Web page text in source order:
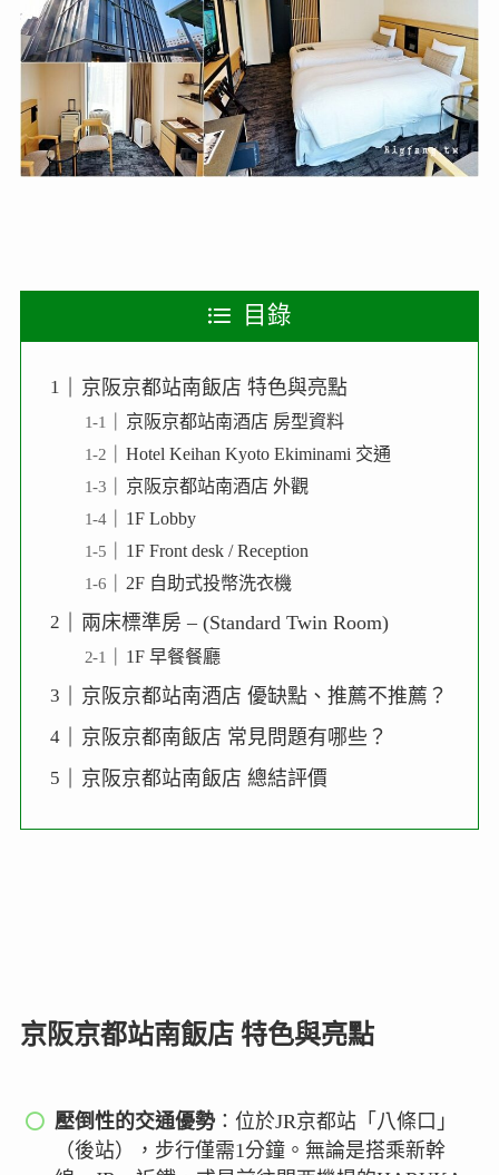
目錄
京阪京都站南飯店 特色與亮點
京阪京都站南酒店 房型資料
Hotel Keihan Kyoto Ekiminami 交通
京阪京都站南酒店 外觀
1F Lobby
1F Front desk / Reception
2F 自助式投幣洗衣機
兩床標準房 – (Standard Twin Room)
1F 早餐餐廳
京阪京都站南酒店 優缺點、推薦不推薦？
京阪京都南飯店 常見問題有哪些？
京阪京都站南飯店 總結評價
京阪京都站南飯店 特色與亮點
壓倒性的交通優勢 ：位於JR京都站「八條口」
（後站），步行僅需1分鐘。無論是搭乘新幹